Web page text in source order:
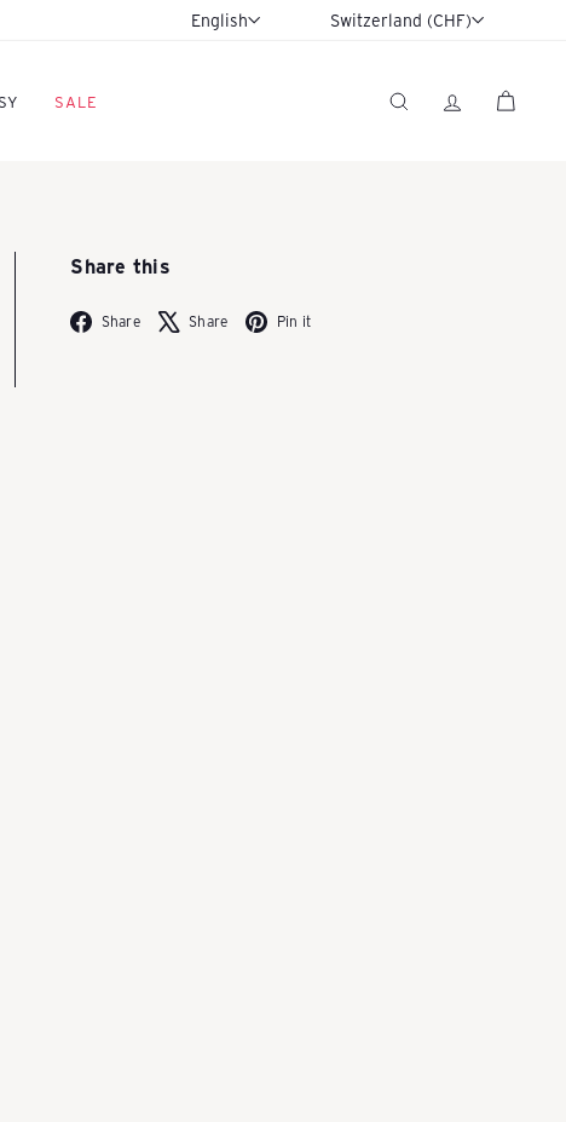
Language
English Currency
Switzerland (CHF)
SALE SEARCH
Share this
Share Facebook
Share X Pin it